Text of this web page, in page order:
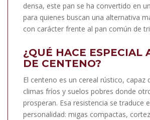
densa, este pan se ha convertido en
para quienes buscan una alternativa
con carácter frente al pan común de
¿QUÉ HACE ESPECIAL
DE CENTENO?
El centeno es un cereal rústico, capaz
climas fríos y suelos pobres donde
prosperan. Esa resistencia se traduce
personalidad: migas compactas,